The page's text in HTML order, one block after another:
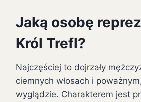
Jaką osobę
Król Trefl?
Najczęściej to dojrzały
ciemnych włosach i
wyglądzie. Charakterem jest